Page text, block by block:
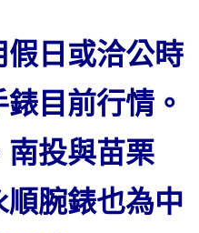
日或洽公時
目前行情。
南投與苗栗
順腕錶也為中